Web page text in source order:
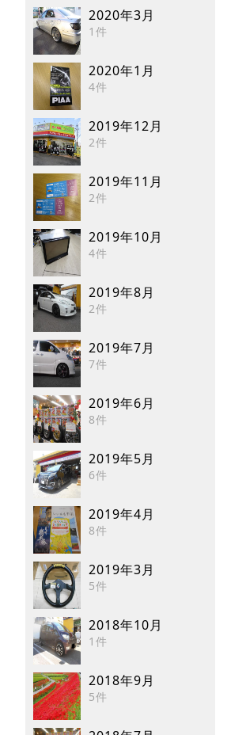
2020年3月
1件
2020年1月
4件
2019年12月
2件
2019年11月
2件
2019年10月
4件
2019年8月
2件
2019年7月
7件
2019年6月
8件
2019年5月
6件
2019年4月
8件
2019年3月
5件
2018年10月
1件
2018年9月
5件